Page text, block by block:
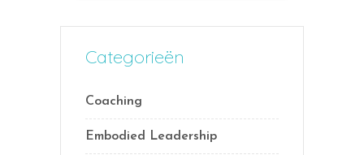
Categorieën
Coaching
Embodied Leadership